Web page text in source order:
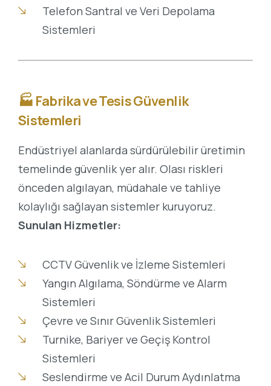
Telefon Santral ve Veri Depolama
Sistemleri
🏭 Fabrika ve Tesis Güvenlik
Sistemleri
Endüstriyel alanlarda sürdürülebilir üretimin
temelinde güvenlik yer alır. Olası riskleri
önceden algılayan, müdahale ve tahliye
kolaylığı sağlayan sistemler kuruyoruz.
Sunulan Hizmetler:
CCTV Güvenlik ve İzleme Sistemleri
Yangın Algılama, Söndürme ve Alarm
Sistemleri
Çevre ve Sınır Güvenlik Sistemleri
Turnike, Bariyer ve Geçiş Kontrol
Sistemleri
Seslendirme ve Acil Durum Aydınlatma